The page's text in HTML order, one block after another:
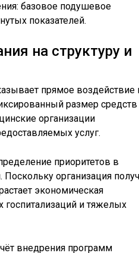
базовое подушевое
показателей.
на структуру и
прямое воздействие
размер средств
организации
услуг.
приоритетов в
организация
экономическая
госпитализаций и тяжелых
внедрения программ